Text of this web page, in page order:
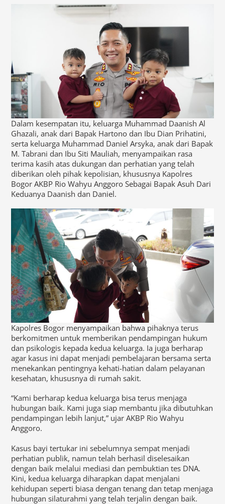
Dalam kesempatan itu, keluarga Muhammad Daanish Al
Ghazali, anak dari Bapak Hartono dan Ibu Dian Prihatini,
serta keluarga Muhammad Daniel Arsyka, anak dari Bapak
M. Tabrani dan Ibu Siti Mauliah, menyampaikan rasa
terima kasih atas dukungan dan perhatian yang telah
diberikan oleh pihak kepolisian, khususnya Kapolres
Bogor AKBP Rio Wahyu Anggoro Sebagai Bapak Asuh Dari
Keduanya Daanish dan Daniel.
Kapolres Bogor menyampaikan bahwa pihaknya terus
berkomitmen untuk memberikan pendampingan hukum
dan psikologis kepada kedua keluarga. Ia juga berharap
agar kasus ini dapat menjadi pembelajaran bersama serta
menekankan pentingnya kehati-hatian dalam pelayanan
kesehatan, khususnya di rumah sakit.
“Kami berharap kedua keluarga bisa terus menjaga
hubungan baik. Kami juga siap membantu jika dibutuhkan
pendampingan lebih lanjut,” ujar AKBP Rio Wahyu
Anggoro.
Kasus bayi tertukar ini sebelumnya sempat menjadi
perhatian publik, namun telah berhasil diselesaikan
dengan baik melalui mediasi dan pembuktian tes DNA.
Kini, kedua keluarga diharapkan dapat menjalani
kehidupan seperti biasa dengan tenang dan tetap menjaga
hubungan silaturahmi yang telah terjalin dengan baik.